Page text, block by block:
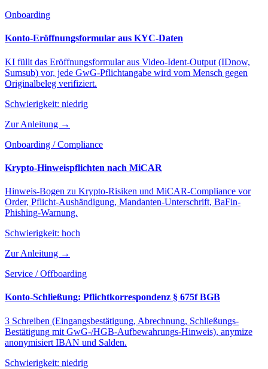
Onboarding
Konto-Eröffnungsformular aus KYC-Daten
KI füllt das Eröffnungsformular aus Video-Ident-Output (IDnow,
Sumsub) vor, jede GwG-Pflichtangabe wird vom Mensch gegen
Originalbeleg verifiziert.
Schwierigkeit: niedrig
Zur Anleitung →
Onboarding / Compliance
Krypto-Hinweispflichten nach MiCAR
Hinweis-Bogen zu Krypto-Risiken und MiCAR-Compliance vor
Order, Pflicht-Aushändigung, Mandanten-Unterschrift, BaFin-
Phishing-Warnung.
Schwierigkeit: hoch
Zur Anleitung →
Service / Offboarding
Konto-Schließung: Pflichtkorrespondenz § 675f BGB
3 Schreiben (Eingangsbestätigung, Abrechnung, Schließungs-
Bestätigung mit GwG-/HGB-Aufbewahrungs-Hinweis), anymize
anonymisiert IBAN und Salden.
Schwierigkeit: niedrig